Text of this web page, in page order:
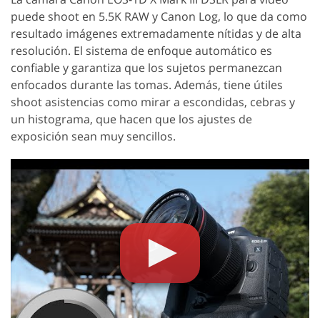
puede shoot en 5.5K RAW y Canon Log, lo que da como
resultado imágenes extremadamente nítidas y de alta
resolución. El sistema de enfoque automático es
confiable y garantiza que los sujetos permanezcan
enfocados durante las tomas. Además, tiene útiles
shoot asistencias como mirar a escondidas, cebras y
un histograma, que hacen que los ajustes de
exposición sean muy sencillos.